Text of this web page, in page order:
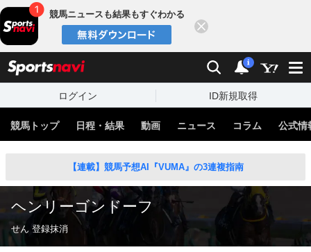
競馬ニュースも結果もすぐわかる
検索 通知
i
ログイン ID新規取得
競馬トップ 日程・結果 動画 ニュース コラム 公式情
【連載】競馬予想AI『VUMA』の3連複指南
ヘンリーゴンドーフ
せん 登録抹消